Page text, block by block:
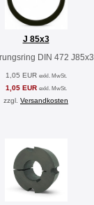
J 85x3
DIN 472 J85x3
1,05 EUR exkl. MwSt.
1,05 EUR exkl. MwSt.
zzgl. Versandkosten